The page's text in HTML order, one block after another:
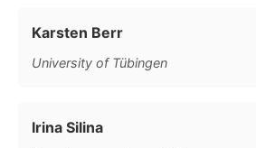
Karsten Berr
University of Tübingen
Irina Silina